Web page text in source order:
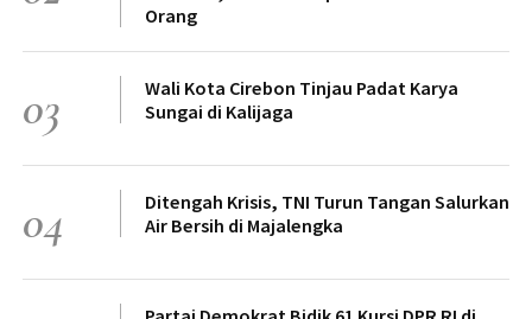
Orang
03
Wali Kota Cirebon Tinjau Padat Karya
Sungai di Kalijaga
04
Ditengah Krisis, TNI Turun Tangan Salurkan
Air Bersih di Majalengka